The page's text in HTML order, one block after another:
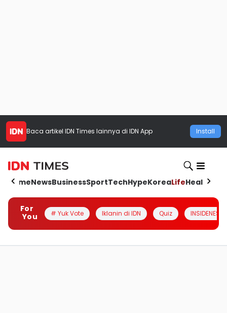
Baca artikel IDN Times lainnya di IDN App Install
HomeNewsBusinessSportTechHypeKoreaLifeHealth
For
You
# Yuk Vote Iklanin di IDN Quiz INSIDENESIA